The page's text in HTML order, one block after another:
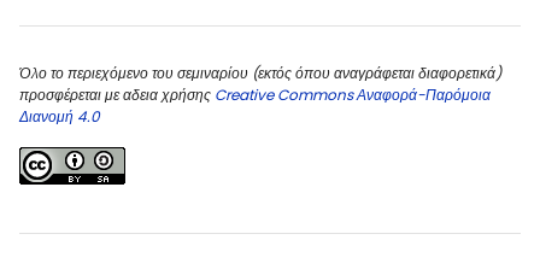
Όλο το περιεχόμενο του σεμιναρίου (εκτός όπου αναγράφεται διαφορετικά)
προσφέρεται με αδεια χρήσης Creative Commons Αναφορά-Παρόμοια
Διανομή 4.0